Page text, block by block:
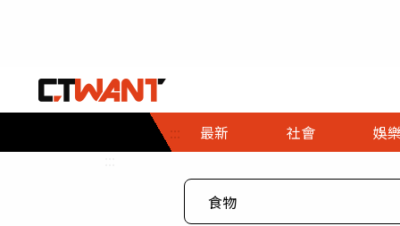
::: 最新 社會
社會首頁
時事
娛樂
娛樂首頁
即時
專題
財經首頁
熱線
３Ｃ
政